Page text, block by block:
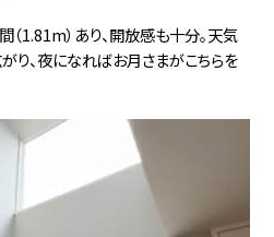
1.81m）あり、開放感も十分。天気
り、夜になればお月さまがこちらを